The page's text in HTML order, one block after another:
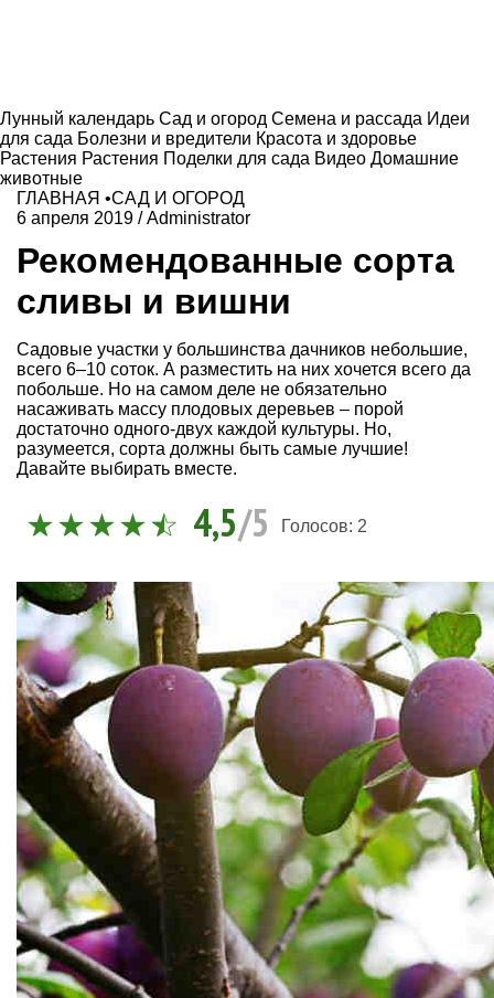
Лунный календарь Сад и огород Семена и рассада Идеи
для сада Болезни и вредители Красота и здоровье
Растения Растения Поделки для сада Видео Домашние
животные
ГЛАВНАЯ •САД И ОГОРОД
6 апреля 2019 /Administrator
Рекомендованные сорта
сливы и вишни
Садовые участки у большинства дачников небольшие,
всего 6–10 соток. А разместить на них хочется всего да
побольше. Но на самом деле не обязательно
насаживать массу плодовых деревьев – порой
достаточно одного-двух каждой культуры. Но,
разумеется, сорта должны быть самые лучшие!
Давайте выбирать вместе.
4,5/5 Голосов: 2